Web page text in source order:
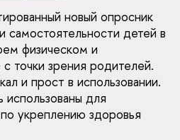
новый опросник
детей в
физическом и
точки зрения родителей.
и прост в использовании.
использованы для
укреплению здоровья